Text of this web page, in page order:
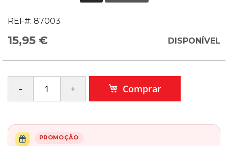
REF#: 87003
15,95 € DISPONÍVEL
Comprar
PROMOÇÃO